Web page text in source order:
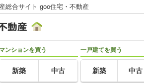
総合サイト goo住宅・不動産
マンションを買う
新築 中古
一戸建てを買う
新築 中古